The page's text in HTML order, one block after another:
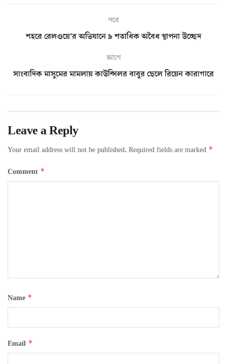
পরে
শহরে রেলওয়ে’র অভিযানে ৯ শতাধিক অবৈধ স্থাপনা উচ্ছেদ
আগে
সাংবাদিক মাসুমের মামলায় কাউন্সিলর বাবুর ছেলে রিয়েন কারাগারে
Leave a Reply
Your email address will not be published. Required fields are marked *
Comment *
Name *
Email *